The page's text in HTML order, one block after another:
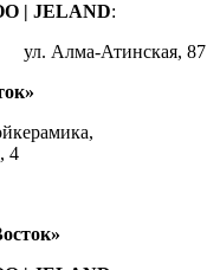
| JELAND:
ул. Алма-Атинская, 87
4